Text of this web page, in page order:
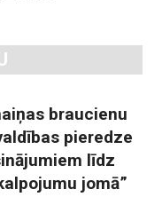
braucienu
pieredze
līdz
jomā”